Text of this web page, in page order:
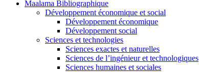
Maalama Bibliographique
Développement économique et social
Développement économique
Développement social
Sciences et technologies
Sciences exactes et naturelles
Sciences de l’ingénieur et technologiques
Sciences humaines et sociales